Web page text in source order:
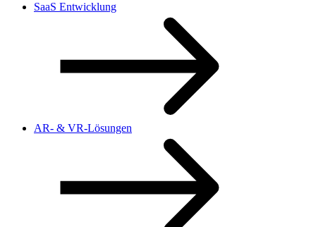
SaaS Entwicklung
AR- & VR-Lösungen